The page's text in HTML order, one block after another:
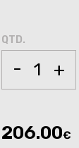
QTD.
- +
206.00€